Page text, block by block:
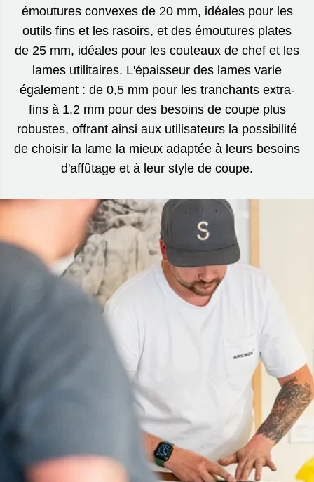
émoutures convexes de 20 mm, idéales pour les
outils fins et les rasoirs, et des émoutures plates
de 25 mm, idéales pour les couteaux de chef et les
lames utilitaires. L'épaisseur des lames varie
également : de 0,5 mm pour les tranchants extra-
fins à 1,2 mm pour des besoins de coupe plus
robustes, offrant ainsi aux utilisateurs la possibilité
de choisir la lame la mieux adaptée à leurs besoins
d'affûtage et à leur style de coupe.